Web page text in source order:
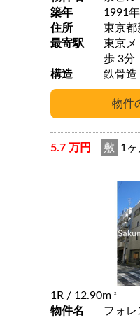
築年
1991
住所
東京都
最寄駅
東京メ
歩 3分
構造
鉄骨造
5.7 万円 敷 1ヶ
1R / 12.90m 2
物件名
フォレ